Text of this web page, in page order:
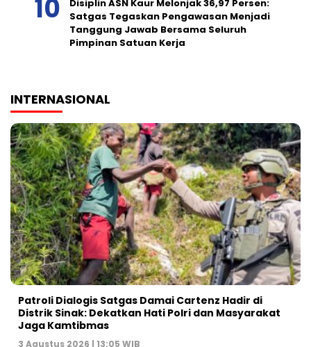
Disiplin ASN Kaur Melonjak 36,97 Persen:
Satgas Tegaskan Pengawasan Menjadi
Tanggung Jawab Bersama Seluruh
Pimpinan Satuan Kerja
INTERNASIONAL
Patroli Dialogis Satgas Damai Cartenz Hadir di
Distrik Sinak: Dekatkan Hati Polri dan Masyarakat
Jaga Kamtibmas
3 Agustus 2026 | 13:05 WIB